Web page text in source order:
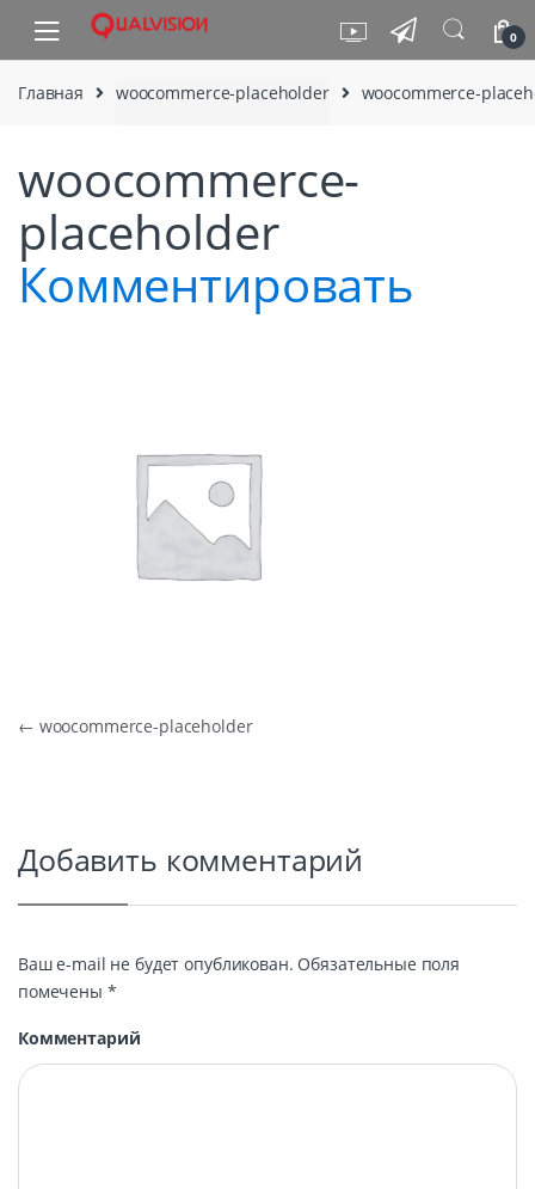
Skip to navigation
Skip to content
0
Главная woocommerce-placeholder woocommerce-
woocommerce-
placeholder
Комментировать
Навигация по записям
← woocommerce-placeholder
Добавить комментарий
Ваш e-mail не будет опубликован. Обязательные поля
помечены *
Комментарий